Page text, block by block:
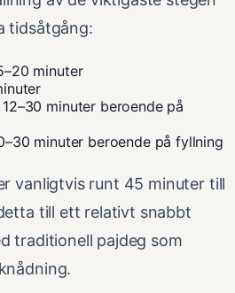
tidsåtgång:
minuter
12–30 minuter beroende på
minuter beroende på fyllning
vanligtvis runt 45 minuter till
till ett relativt snabbt
traditionell pajdeg som